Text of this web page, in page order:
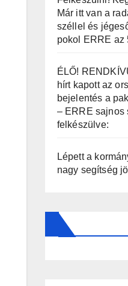
Már itt van a
széllel és
pokol ERRE az
ÉLŐ!
hírt kapott az
bejelentés a
– ERRE sajnos
felkészülve:
Lépett a
nagy segítség